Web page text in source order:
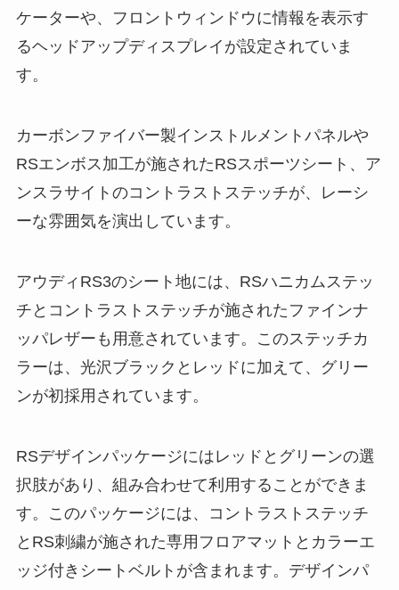
ケーターや、フロントウィンドウに情報を表示す
るヘッドアップディスプレイが設定されていま
す。
カーボンファイバー製インストルメントパネルや
RSエンボス加工が施されたRSスポーツシート、ア
ンスラサイトのコントラストステッチが、レーシ
ーな雰囲気を演出しています。
アウディRS3のシート地には、RSハニカムステッ
チとコントラストステッチが施されたファインナ
ッパレザーも用意されています。このステッチカ
ラーは、光沢ブラックとレッドに加えて、グリー
ンが初採用されています。
RSデザインパッケージにはレッドとグリーンの選
択肢があり、組み合わせて利用することができま
す。このパッケージには、コントラストステッチ
とRS刺繍が施された専用フロアマットとカラーエ
ッジ付きシートベルトが含まれます。デザインパ